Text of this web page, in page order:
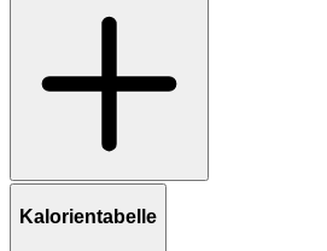
Kalorientabelle